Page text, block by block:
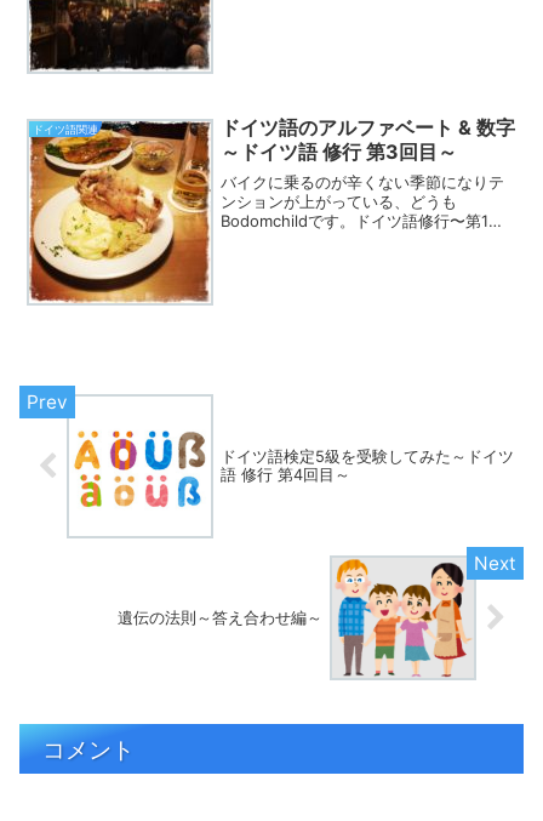
ドイツ語関連
ドイツ語のアルファベート & 数字
～ドイツ語 修行 第3回目～
バイクに乗るのが辛くない季節になりテ
ンションが上がっている、どうも
Bodomchildです。ドイツ語修行〜第1回
ドイツ語検定5級を受験してみた～ドイツ
語 修行 第4回目～
遺伝の法則～答え合わせ編～
コメント